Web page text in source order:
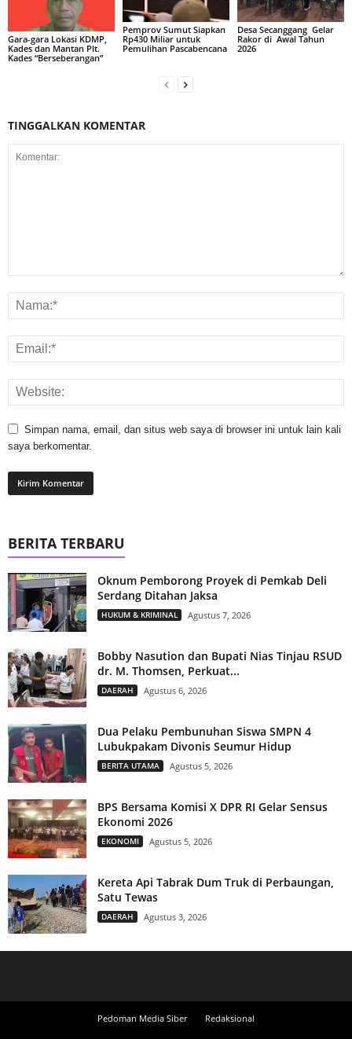
Gara-gara Lokasi KDMP,
Kades dan Mantan Plt.
Kades “Berseberangan”
Pemprov Sumut Siapkan
Rp430 Miliar untuk
Pemulihan Pascabencana
Desa Secanggang Gelar
Rakor di Awal Tahun
2026
TINGGALKAN KOMENTAR
Simpan nama, email, dan situs web saya di browser ini untuk lain kali
saya berkomentar.
BERITA TERBARU
Oknum Pemborong Proyek di Pemkab Deli
Serdang Ditahan Jaksa
HUKUM & KRIMINAL Agustus 7, 2026
Bobby Nasution dan Bupati Nias Tinjau RSUD
dr. M. Thomsen, Perkuat...
DAERAH Agustus 6, 2026
Dua Pelaku Pembunuhan Siswa SMPN 4
Lubukpakam Divonis Seumur Hidup
BERITA UTAMA Agustus 5, 2026
BPS Bersama Komisi X DPR RI Gelar Sensus
Ekonomi 2026
EKONOMI Agustus 5, 2026
Kereta Api Tabrak Dum Truk di Perbaungan,
Satu Tewas
DAERAH Agustus 3, 2026
Pedoman Media Siber Redaksional